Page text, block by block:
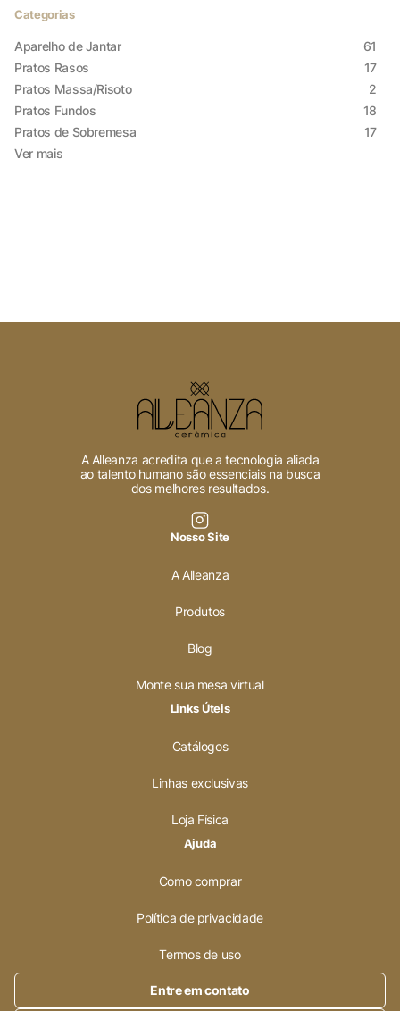
Categorias
Aparelho de Jantar
61
Pratos Rasos
17
Pratos Massa/Risoto
2
Pratos Fundos
18
Pratos de Sobremesa
17
Ver mais
A Alleanza acredita que a tecnologia aliada
ao talento humano são essenciais na busca
dos melhores resultados.
Nosso Site
A Alleanza
Produtos
Blog
Monte sua mesa virtual
Links Úteis
Catálogos
Linhas exclusivas
Loja Física
Ajuda
Como comprar
Política de privacidade
Termos de uso
Entre em contato